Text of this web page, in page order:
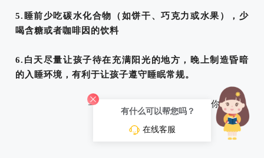
5.睡前少吃碳水化合物（如饼干、巧克力或水果），少
喝含糖或者咖啡因的饮料
6.白天尽量让孩子待在充满阳光的地方，晚上制造昏暗
的入睡环境，有利于让孩子遵守睡眠常规。
——节选自邹小兵主编的《与你同行》
有什么可以帮您吗？
在线客服